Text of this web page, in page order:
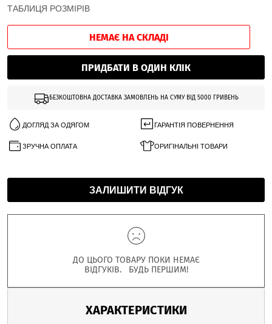
ТАБЛИЦЯ РОЗМІРІВ
НЕМАЄ НА СКЛАДІ
ПРИДБАТИ В ОДИН КЛІК
БЕЗКОШТОВНА ДОСТАВКА ЗАМОВЛЕНЬ НА СУМУ ВІД 5000 ГРИВЕНЬ
ДОГЛЯД ЗА ОДЯГОМ ГАРАНТІЯ ПОВЕРНЕННЯ
ЗРУЧНА ОПЛАТА ОРИГІНАЛЬНІ ТОВАРИ
ЗАЛИШИТИ ВІДГУК
ДО ЦЬОГО ТОВАРУ ПОКИ НЕМАЄ
ВІДГУКІВ. БУДЬ ПЕРШИМ!
ХАРАКТЕРИСТИКИ